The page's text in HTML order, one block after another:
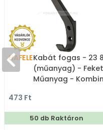
HAFELEKabát fogas - 23
(műanyag) -
Műanyag -
473 Ft
50 db Raktáron